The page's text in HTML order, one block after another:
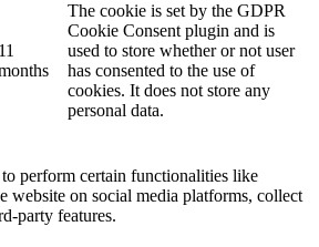
11
The cookie is set by the GDPR
Cookie Consent plugin and is
used to store whether or not user
has consented to the use of
cookies. It does not store any
personal data.
perform certain functionalities like
website on social media platforms, collect
party features.